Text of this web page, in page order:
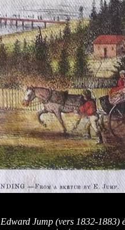
Edward Jump (vers 1832-